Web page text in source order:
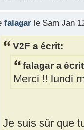
falagarle Sam Jan
V2F a écrit:
falagar a
Merci !! lundi
Je suis sûr que